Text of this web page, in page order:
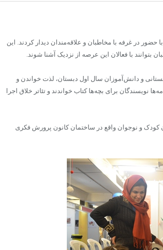
با حضور در غرفه با مخاطبان و علاقه‌مندان دیدار کردند. این
بتوانند با فعالان این عرصه از نزدیک آشنا شوند.
و دانش‌آموزان سال اول دبستان، لذت خواندن و
نویسندگان برای بچه‌ها کتاب خواندند و تئاتر خلاق اجرا
در غرفه‌ی انجمن نویسندگان کودک و نوجوان واقع در ساختمان کانون پرورش فکری